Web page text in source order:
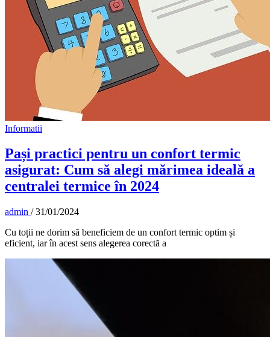
Informatii
Pași practici pentru un confort termic
asigurat: Cum să alegi mărimea ideală a
centralei termice în 2024
admin /31/01/2024
Cu toții ne dorim să beneficiem de un confort termic optim și
eficient, iar în acest sens alegerea corectă a